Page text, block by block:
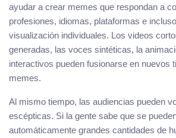
ayudar a crear memes que respondan a
profesiones, idiomas, plataformas e
visualización individuales. Los videos
generadas, las voces sintéticas, la
interactivos pueden fusionarse en nuevos
memes.
Al mismo tiempo, las audiencias pueden
escépticas. Si la gente sabe que se
automáticamente grandes cantidades de